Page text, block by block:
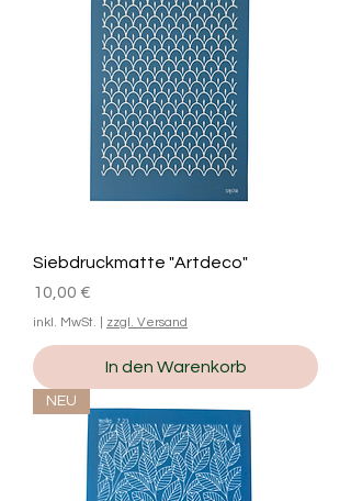
Siebdruckmatte "Artdeco"
Preis
10,00 €
inkl. MwSt. zzgl. Versand
In den Warenkorb
NEU